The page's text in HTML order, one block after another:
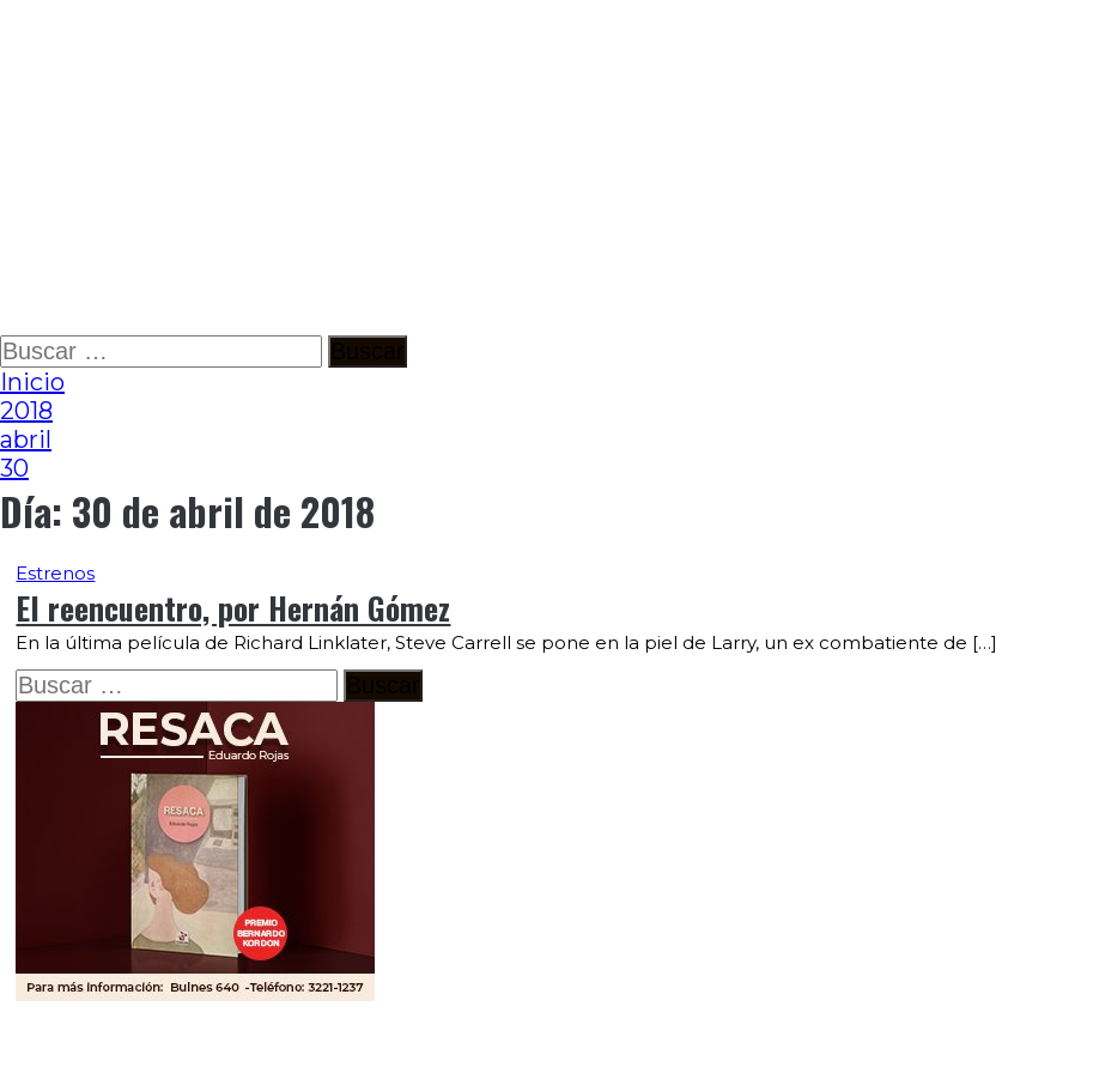
Ir
al
contenido
Buscar:
Inicio
2018
abril
30
Día: 30 de abril de 2018
Estrenos
El reencuentro, por Hernán Gómez
En la última película de Richard Linklater, Steve Carrell se pone en la piel de Larry, un ex combatiente de […]
Buscar: